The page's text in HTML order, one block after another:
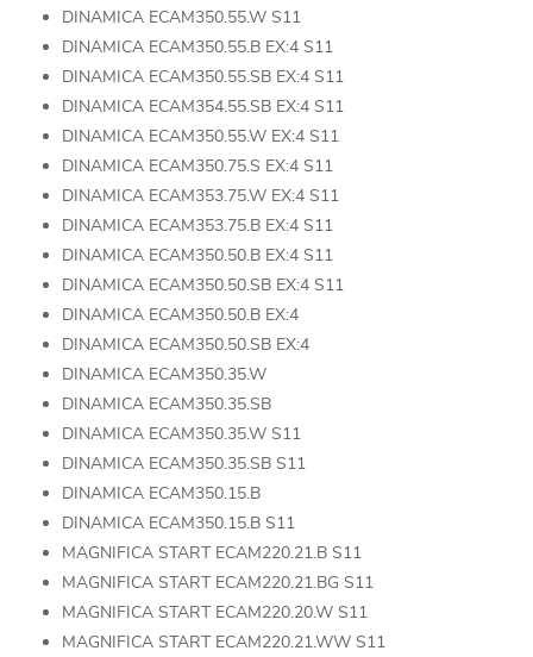
DINAMICA ECAM350.55.W S11
DINAMICA ECAM350.55.B EX:4 S11
DINAMICA ECAM350.55.SB EX:4 S11
DINAMICA ECAM354.55.SB EX:4 S11
DINAMICA ECAM350.55.W EX:4 S11
DINAMICA ECAM350.75.S EX:4 S11
DINAMICA ECAM353.75.W EX:4 S11
DINAMICA ECAM353.75.B EX:4 S11
DINAMICA ECAM350.50.B EX:4 S11
DINAMICA ECAM350.50.SB EX:4 S11
DINAMICA ECAM350.50.B EX:4
DINAMICA ECAM350.50.SB EX:4
DINAMICA ECAM350.35.W
DINAMICA ECAM350.35.SB
DINAMICA ECAM350.35.W S11
DINAMICA ECAM350.35.SB S11
DINAMICA ECAM350.15.B
DINAMICA ECAM350.15.B S11
MAGNIFICA START ECAM220.21.B S11
MAGNIFICA START ECAM220.21.BG S11
MAGNIFICA START ECAM220.20.W S11
MAGNIFICA START ECAM220.21.WW S11